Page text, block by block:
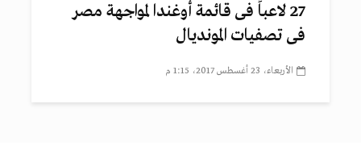
27 لاعباً فى قائمة أوغندا لمواجهة مصر
فى تصفيات المونديال
الأربعاء، 23 أغسطس 2017، 1:15 م